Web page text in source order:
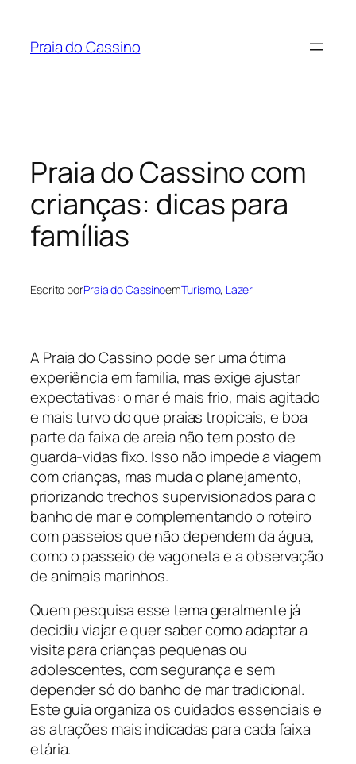
Praia do Cassino
Praia do Cassino com
crianças: dicas para
famílias
Escrito porPraia do CassinoemTurismo, Lazer
A Praia do Cassino pode ser uma ótima
experiência em família, mas exige ajustar
expectativas: o mar é mais frio, mais agitado
e mais turvo do que praias tropicais, e boa
parte da faixa de areia não tem posto de
guarda-vidas fixo. Isso não impede a viagem
com crianças, mas muda o planejamento,
priorizando trechos supervisionados para o
banho de mar e complementando o roteiro
com passeios que não dependem da água,
como o passeio de vagoneta e a observação
de animais marinhos.
Quem pesquisa esse tema geralmente já
decidiu viajar e quer saber como adaptar a
visita para crianças pequenas ou
adolescentes, com segurança e sem
depender só do banho de mar tradicional.
Este guia organiza os cuidados essenciais e
as atrações mais indicadas para cada faixa
etária.